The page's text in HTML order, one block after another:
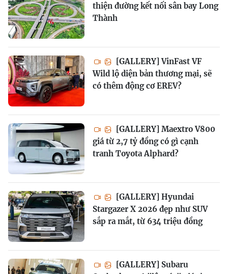
thiện đường kết nối sân bay Long
Thành
[GALLERY] VinFast VF
Wild lộ diện bản thương mại, sẽ
có thêm động cơ EREV?
[GALLERY] Maextro V800
giá từ 2,7 tỷ đồng có gì cạnh
tranh Toyota Alphard?
[GALLERY] Hyundai
Stargazer X 2026 đẹp như SUV
sắp ra mắt, từ 634 triệu đồng
[GALLERY] Subaru